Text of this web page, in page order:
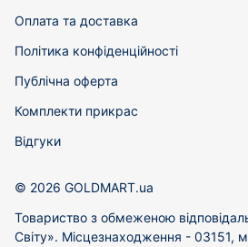
Оплата та доставка
Політика конфіденційності
Публічна оферта
Комплекти прикрас
Відгуки
© 2026 GOLDMART.ua
Товариство з обмеженою
Світу». Місцезнаходження - 03151,